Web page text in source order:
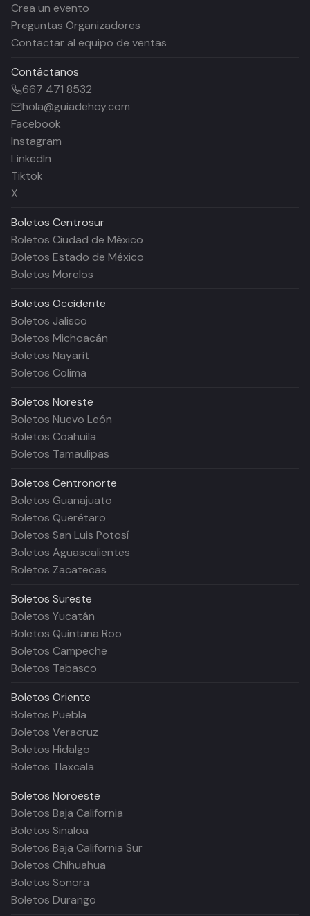
Crea un evento
Preguntas Organizadores
Contactar al equipo de ventas
Contáctanos
667 471 8532
hola@guiadehoy.com
Facebook
Instagram
LinkedIn
Tiktok
X
Boletos Centrosur
Boletos Ciudad de México
Boletos Estado de México
Boletos Morelos
Boletos Occidente
Boletos Jalisco
Boletos Michoacán
Boletos Nayarit
Boletos Colima
Boletos Noreste
Boletos Nuevo León
Boletos Coahuila
Boletos Tamaulipas
Boletos Centronorte
Boletos Guanajuato
Boletos Querétaro
Boletos San Luis Potosí
Boletos Aguascalientes
Boletos Zacatecas
Boletos Sureste
Boletos Yucatán
Boletos Quintana Roo
Boletos Campeche
Boletos Tabasco
Boletos Oriente
Boletos Puebla
Boletos Veracruz
Boletos Hidalgo
Boletos Tlaxcala
Boletos Noroeste
Boletos Baja California
Boletos Sinaloa
Boletos Baja California Sur
Boletos Chihuahua
Boletos Sonora
Boletos Durango